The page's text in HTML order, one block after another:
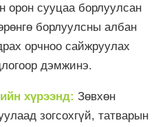
орон сууцаа борлуулсан
борлуулсны албан
орчноо сайжруулах
дэмжинэ.
хүрээнд: Зөвхөн
зогсохгүй, татварын